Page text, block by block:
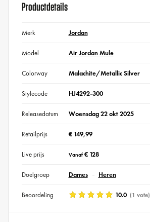
Productdetails
Merk Jordan
Model Air Jordan Mule
Colorway Malachite/Metallic Silver
Stylecode HJ4292-300
Releasedatum Woensdag 22 okt 2025
Retailprijs € 149,99
Live prijs Vanaf€ 128
Doelgroep Dames Heren
Beoordeling 10.0 (1 vote)